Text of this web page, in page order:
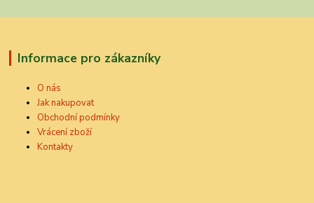
Informace pro zákazníky
O nás
Jak nakupovat
Obchodní podmínky
Vrácení zboží
Kontakty